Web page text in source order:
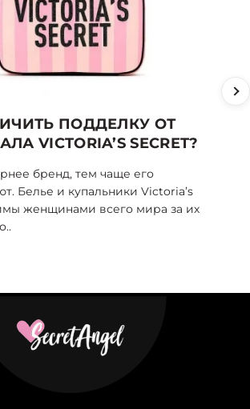
ПОДДЕЛКУ ОТ
VICTORIA’S SECRET?
бренд, тем чаще его
Белье и купальники Victoria’s
женщинами всего мира за их